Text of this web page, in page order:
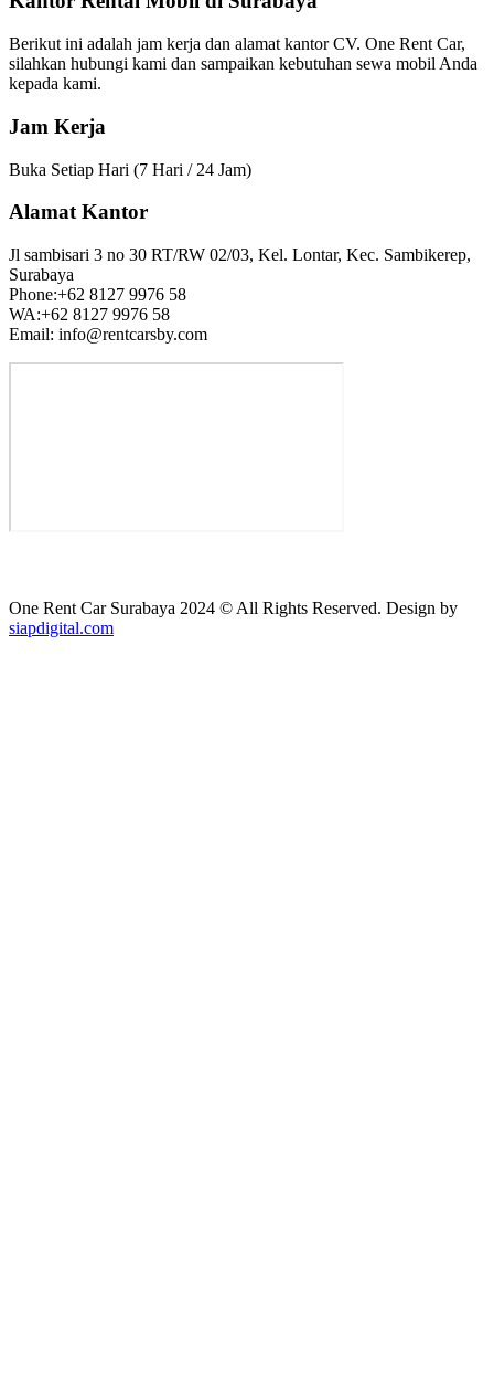
Berikut ini adalah jam kerja dan alamat kantor CV. One Rent Car,
silahkan hubungi kami dan sampaikan kebutuhan sewa mobil Anda
kepada kami.
Jam Kerja
Buka Setiap Hari (7 Hari / 24 Jam)
Alamat Kantor
Jl sambisari 3 no 30 RT/RW 02/03, Kel. Lontar, Kec. Sambikerep,
Surabaya
Phone:+62 8127 9976 58
WA:+62 8127 9976 58
Email: info@rentcarsby.com
One Rent Car Surabaya 2024 © All Rights Reserved. Design by
siapdigital.com